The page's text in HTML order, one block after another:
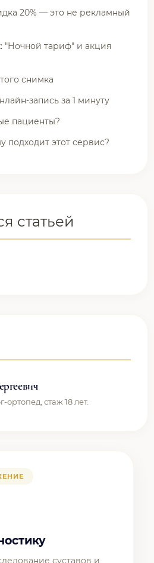
20% — это не рекламный
"Ночной тариф" и акция
снимка
запись за 1 минуту
пациенты?
подходит этот сервис?
статьей
ортопед, стаж 18 лет.
суставов и